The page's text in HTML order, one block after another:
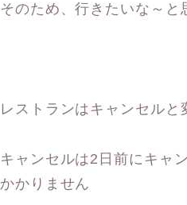
そのため、行きたいな～
レストランはキャンセル
キャンセルは2日前にキャ
かかりません